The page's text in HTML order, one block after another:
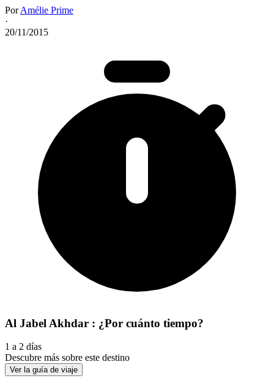
PorAmélie Prime
·
20/11/2015
Al Jabel Akhdar : ¿Por cuánto tiempo?
1 a 2 días
Descubre más sobre este destino
Ver la guía de viaje